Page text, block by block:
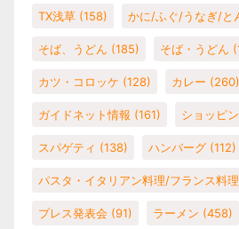
TX浅草 (158) かに/ふぐ/うなぎ/と
そば、うどん (185) そば・うどん
カツ・コロッケ (128) カレー (260)
ガイドネット情報 (161) ショッピ
スパゲティ (138) ハンバーグ (112)
パスタ・イタリアン料理/フランス料理
プレス発表会 (91) ラーメン (458)